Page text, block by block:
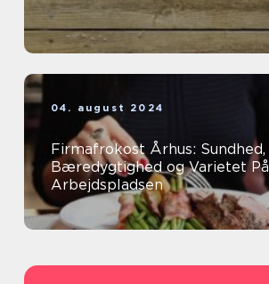
04. august 2024
Firmafrokost Århus: Sundhed,
Bæredygtighed og Varietet På
Arbejdspladsen